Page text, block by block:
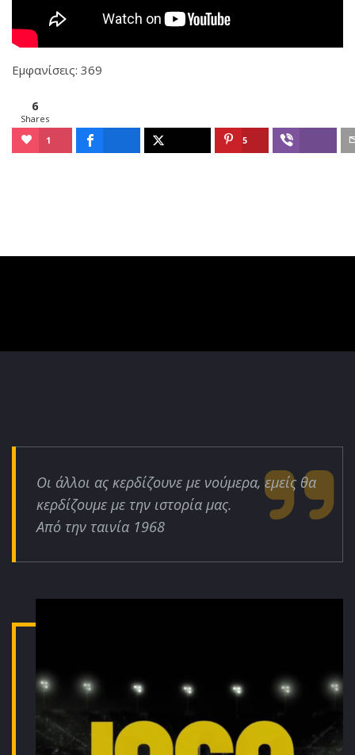
Εμφανίσεις: 369
6
Shares
1
5
Οι άλλοι ας κερδίζουνε με νούμερα, εμείς θα
κερδίζουμε με την ιστορία μας.
Από την ταινία 1968